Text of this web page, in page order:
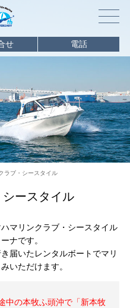
せ 電話
ラブ・シースタイル
ースタイル
マリンクラブ・シースタイル
ナです。
届いたレンタルボートでマリ
いただけます。
中の本牧ふ頭沖で「新本牧